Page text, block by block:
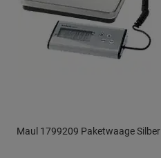
Maul 1799209 Paketwaage Silber